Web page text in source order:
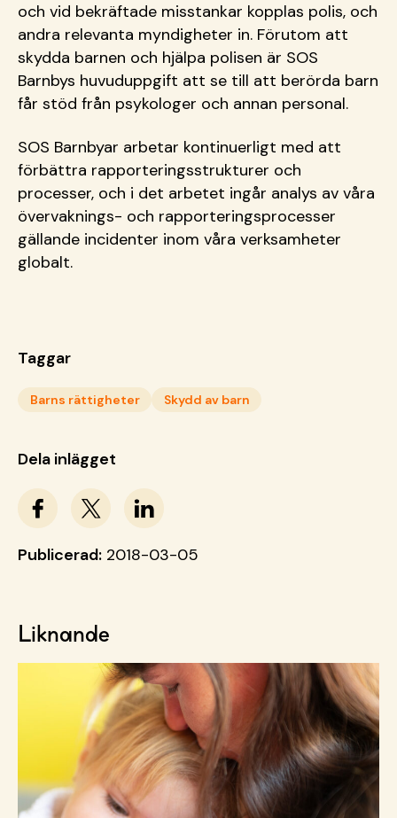
och vid bekräftade misstankar kopplas polis, och
andra relevanta myndigheter in. Förutom att
skydda barnen och hjälpa polisen är SOS
Barnbys huvuduppgift att se till att berörda barn
får stöd från psykologer och annan personal.
SOS Barnbyar arbetar kontinuerligt med att
förbättra rapporteringsstrukturer och
processer, och i det arbetet ingår analys av våra
övervaknings- och rapporteringsprocesser
gällande incidenter inom våra verksamheter
globalt.
Taggar
Barns rättigheter Skydd av barn
Dela inlägget
Publicerad: 2018-03-05
Liknande